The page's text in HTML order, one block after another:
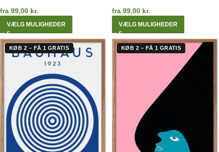
fra 99,00 kr.
VÆLG MULIGHEDER
fra 99,00 kr.
VÆLG MULIGHEDER
KØB 2 – FÅ 1 GRATIS KØB 2 – FÅ 1 GRATIS